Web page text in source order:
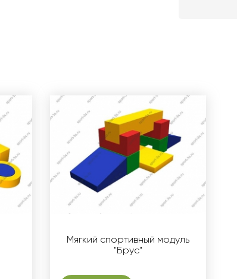
Мягкий спортивный модуль
"Брус"